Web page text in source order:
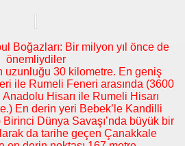
Boğazları: Bir milyon yıl önce de
önemliydiler
uzunluğu 30 kilometre. En geniş
ile Rumeli Feneri arasında (3600
Hisarı ile Rumeli Hisarı
En derin yeri Bebek’le Kandilli
Birinci Dünya Savaşı’nda büyük bir
da tarihe geçen Çanakkale